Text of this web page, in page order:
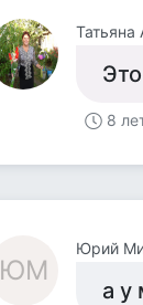
Татьяна
8
ЮМ
Юрий
а у